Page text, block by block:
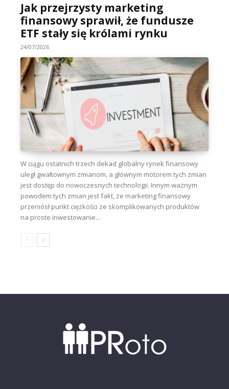
Jak przejrzysty marketing
finansowy sprawił, że fundusze
ETF stały się królami rynku
24/07/2026
W ciągu ostatnich trzech dekad globalny rynek finansowy
uległ gwałtownym zmianom, a głównym motorem tych zmian
jest dostęp do nowoczesnych technologii. Innym ważnym
powodem tych zmian jest fakt, że marketing finansowy
przeniósł punkt ciężkości ze skomplikowanych produktów
na proste inwestowanie...